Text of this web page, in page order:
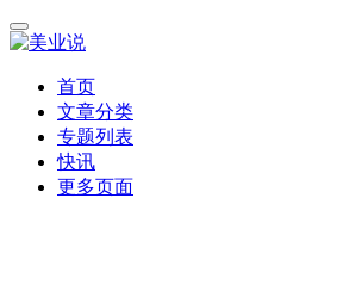
首页
文章分类
专题列表
快讯
更多页面